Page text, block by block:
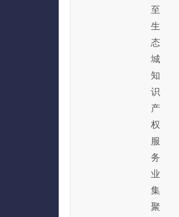
至
生
态
城
知
识
产
权
服
务
业
集
聚